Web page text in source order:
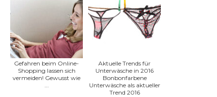
Gefahren beim Online-
Shopping lassen sich
vermeiden! Gewusst wie
...
Aktuelle Trends für
Unterwäsche in 2016
Bonbonfarbene
Unterwäsche als aktueller
Trend 2016